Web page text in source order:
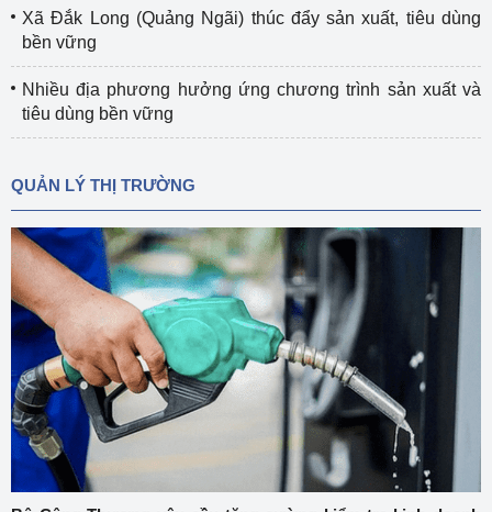
Xã Đắk Long (Quảng Ngãi) thúc đẩy sản xuất, tiêu dùng
bền vững
Nhiều địa phương hưởng ứng chương trình sản xuất và
tiêu dùng bền vững
QUẢN LÝ THỊ TRƯỜNG